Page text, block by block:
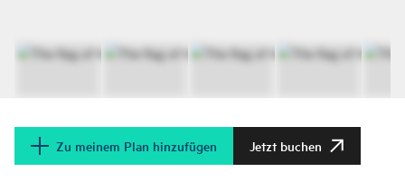
Zu meinem Plan hinzufügen Jetzt buchen